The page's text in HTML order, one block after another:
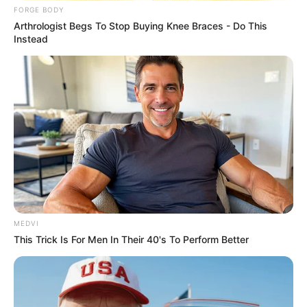
นักเขียน
อิสฺวาสุ
เชื่อในสิ่งที่เฮ็ด เฮ็ดในสิ่งที่เชื่อ
เนื้อหาที่ได้รับการโปรโมต
FORGE BODY
Arthrologist Begs To Stop Buying Knee Braces - Do This
Instead
MEDVI
This Trick Is For Men In Their 40's To Perform Better